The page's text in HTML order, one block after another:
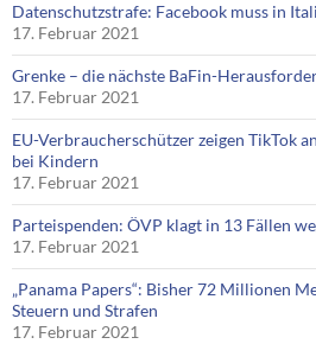
Datenschutzstrafe: Facebook muss in
17. Februar 2021
Grenke – die nächste BaFin-
17. Februar 2021
EU-Verbraucherschützer zeigen TikTok
bei Kindern
17. Februar 2021
Parteispenden: ÖVP klagt in 13 Fällen
17. Februar 2021
„Panama Papers“: Bisher 72 Millionen
Steuern und Strafen
17. Februar 2021